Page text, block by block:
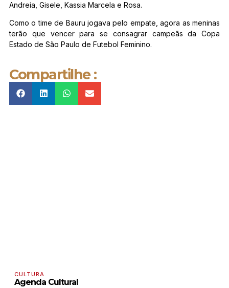
Andreia, Gisele, Kassia Marcela e Rosa.
Como o time de Bauru jogava pelo empate, agora as meninas
terão que vencer para se consagrar campeãs da Copa
Estado de São Paulo de Futebol Feminino.
Compartilhe :
CULTURA
Agenda Cultural